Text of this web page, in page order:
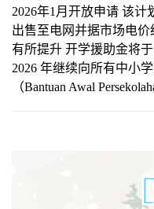
2026年1月开放申请 该
出售至电网并据市场电
有所提升 开学援助金将
2026 年继续向所有中小
（Bantuan Awal